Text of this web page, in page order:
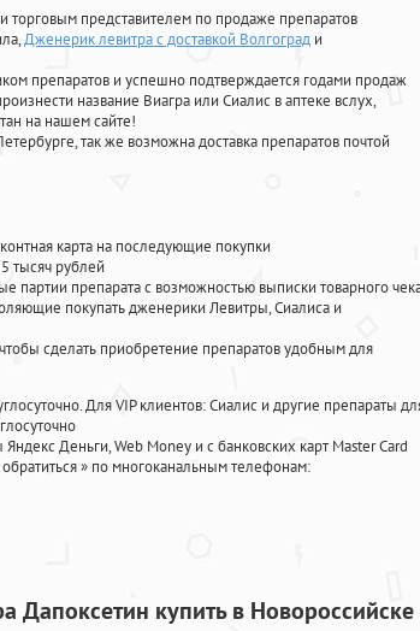
представителем по продаже препаратов
,Дженерик левитра с доставкой Волгоград и
препаратов и успешно подтверждается годами продаж
название Виагра или Сиалис в аптеке вслух,
на нашем сайте!
так же возможна доставка препаратов почтой
карта на последующие покупки
тысяч рублей
препарата с возможностью выписки товарного
покупать дженерики Левитры, Сиалиса и
сделать приобретение препаратов удобным для
Для VIP клиентов: Сиалис и другие препараты
Деньги, Web Money и с банковских карт Master Card
» по многоканальным телефонам:
Дапоксетин купить в Новороссийске